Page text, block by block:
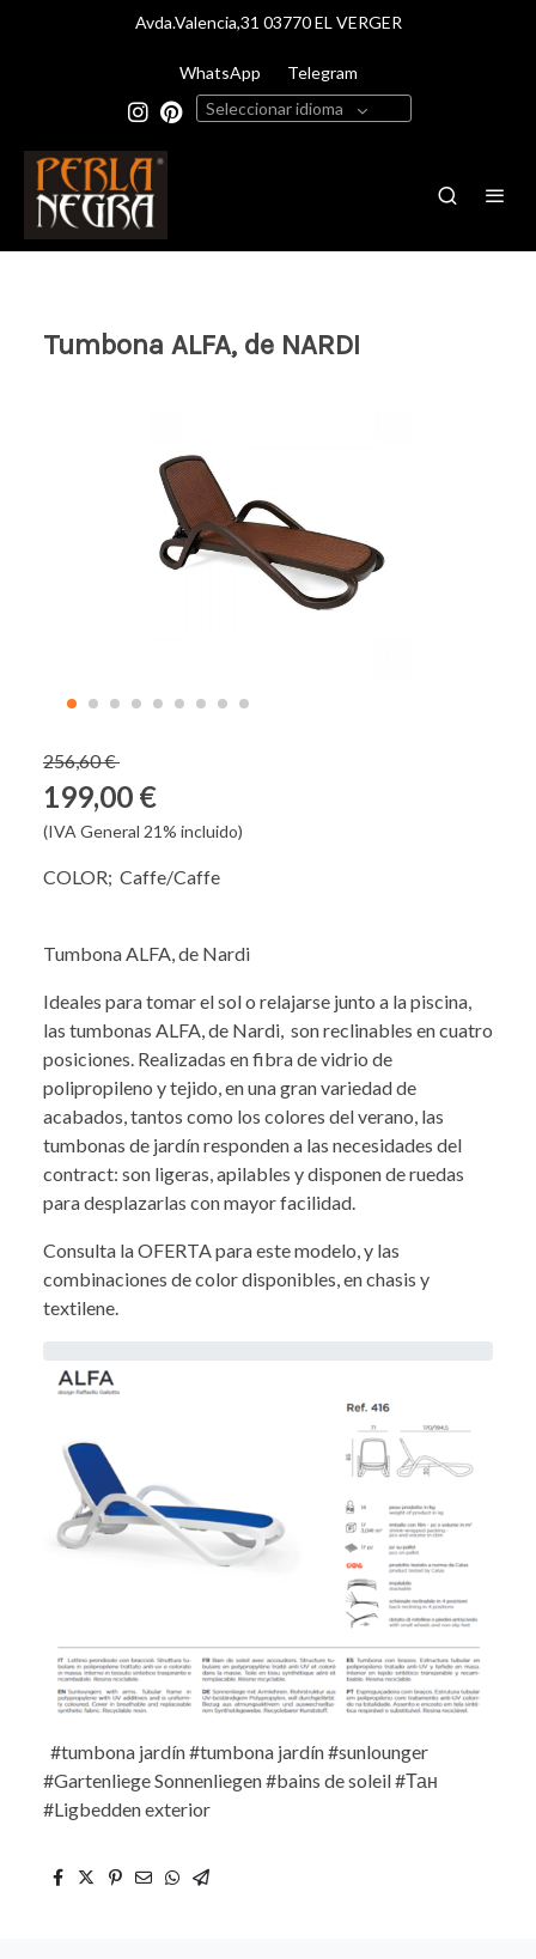
Avda.Valencia,31 03770 EL VERGER
WhatsApp
Telegram
Seleccionar idioma
Tumbona ALFA, de NARDI
256,60 €
199,00 €
(IVA General 21% incluido)
COLOR; Caffe/Caffe
Tumbona ALFA, de Nardi
Ideales para tomar el sol o relajarse junto a la piscina,
las tumbonas ALFA, de Nardi, son reclinables en cuatro
posiciones. Realizadas en fibra de vidrio de
polipropileno y tejido, en una gran variedad de
acabados, tantos como los colores del verano, las
tumbonas de jardín responden a las necesidades del
contract: son ligeras, apilables y disponen de ruedas
para desplazarlas con mayor facilidad.
Consulta la OFERTA para este modelo, y las
combinaciones de color disponibles, en chasis y
textilene.
#tumbona jardín #tumbona jardín #sunlounger
#Gartenliege Sonnenliegen #bains de soleil #Тан
#Ligbedden exterior